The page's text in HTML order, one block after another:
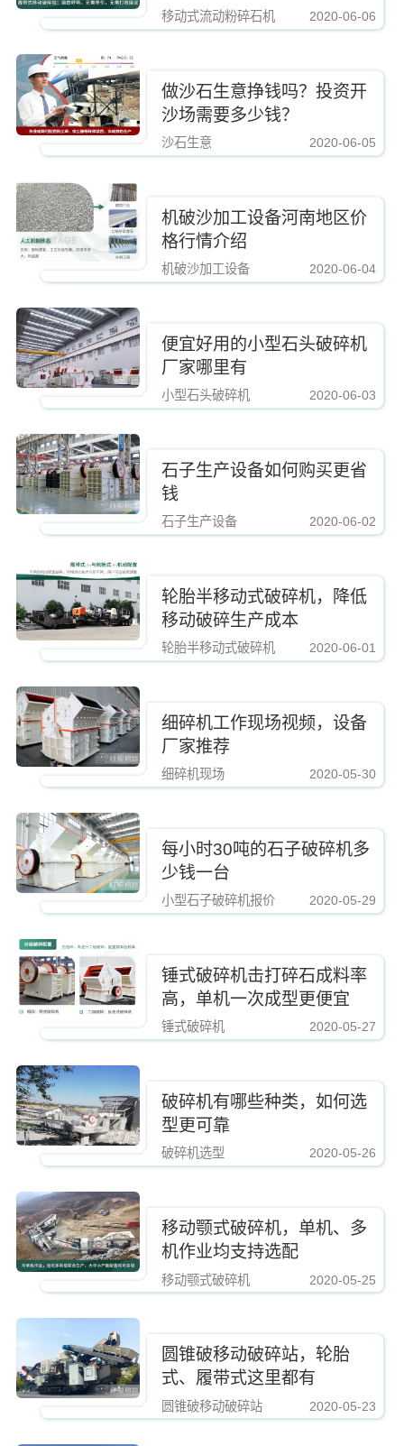
https://www.zhishaji.cn/Upload/Editor/image/
移动式流动粉碎石机 2020-06-06
https://www.zhishaji.cn/Upload/Editor/image/
做沙石生意挣钱吗？投资开
沙场需要多少钱？
沙石生意 2020-06-05
https://www.zhishaji.cn/Upload/Editor/image/
机破沙加工设备河南地区价
格行情介绍
机破沙加工设备 2020-06-04
https://www.zhishaji.cn/Upload/Editor/image/
便宜好用的小型石头破碎机
厂家哪里有
小型石头破碎机 2020-06-03
https://www.zhishaji.cn/Upload/Editor/image/
石子生产设备如何购买更省
钱
石子生产设备 2020-06-02
https://www.zhishaji.cn/Upload/Editor/image/
轮胎半移动式破碎机，降低
移动破碎生产成本
轮胎半移动式破碎机 2020-06-01
https://www.zhishaji.cn/Upload/Editor/image/
细碎机工作现场视频，设备
厂家推荐
细碎机现场 2020-05-30
https://www.zhishaji.cn/Upload/Editor/image/
每小时30吨的石子破碎机多
少钱一台
小型石子破碎机报价 2020-05-29
https://www.zhishaji.cn/Upload/Editor/image/
锤式破碎机击打碎石成料率
高，单机一次成型更便宜
锤式破碎机 2020-05-27
https://www.zhishaji.cn/Upload/Editor/image/
破碎机有哪些种类，如何选
型更可靠
破碎机选型 2020-05-26
https://www.zhishaji.cn/Upload/Editor/image/
移动颚式破碎机，单机、多
机作业均支持选配
移动颚式破碎机 2020-05-25
https://www.zhishaji.cn/Upload/Editor/image/
圆锥破移动破碎站，轮胎
式、履带式这里都有
圆锥破移动破碎站 2020-05-23